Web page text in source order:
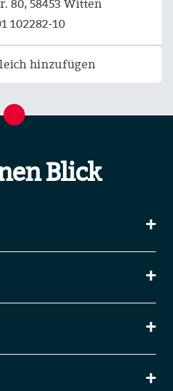
80, 58453 Witten
102282-10
hinzufügen
Blick